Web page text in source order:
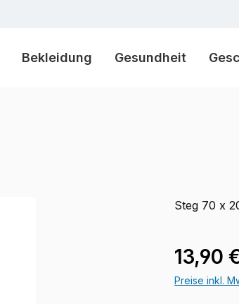
Bekleidung Gesundheit
Steg 70 x
Regulärer
13,90
Preise inkl.